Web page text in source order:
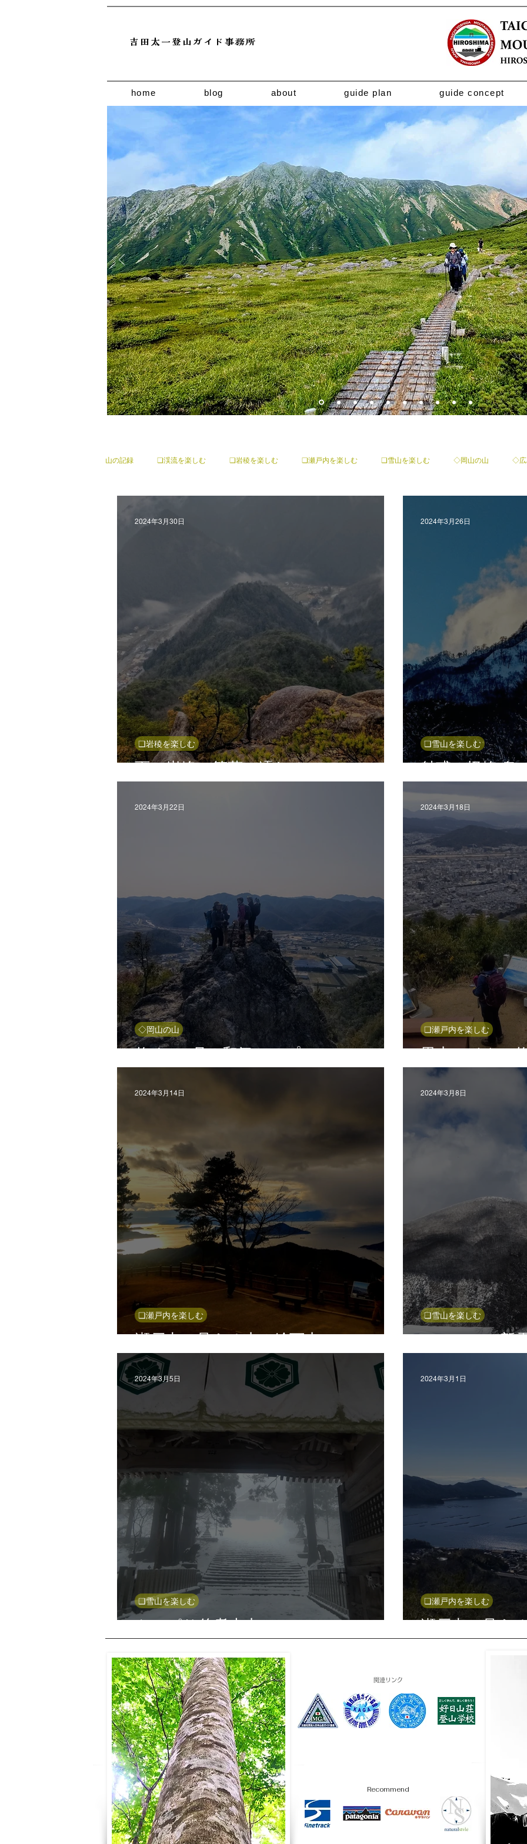
吉田太一登山ガイド事務所
home blog about guide plan guide concept
山の記録 ❏渓流を楽しむ ❑岩稜を楽しむ ❏瀬戸内を楽しむ ❑雪山を楽しむ ◇岡山の山 ◇広
雨の岩峰で笹藪に濡れる
❑岩稜を楽しむ
2024年3月30日
魅惑の怪峰 烏
❑雪山を楽しむ
2024年3月26日
修めの3月＠和気アルプス
◇岡山の山
2024年3月22日
里山ハイクで
❏瀬戸内を楽しむ
2024年3月18日
瀬戸内の見える山＠絵下山
❏瀬戸内を楽しむ
2024年3月14日
モフモフの新
❑雪山を楽しむ
2024年3月8日
やっぱり伯耆大山
❑雪山を楽しむ
2024年3月5日
瀬戸内の見え
❏瀬戸内を楽しむ
2024年3月1日
関連リンク
Recommend